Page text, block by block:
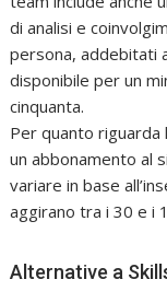
di analisi e
persona, addebitati
disponibile per un
cinquanta.
Per quanto riguarda
un abbonamento al
variare in base
aggirano tra i 30 e i
Alternative a